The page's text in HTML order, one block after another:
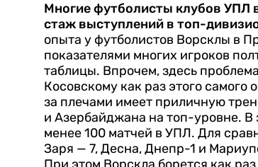
Многие футболисты клубов УПЛ
стаж выступлений в топ-
опыта у футболистов Ворсклы в
показателями многих игроков
таблицы. Впрочем, здесь
Косовскому как раз этого
за плечами имеет приличную
и Азербайджана на топ-уровне. В
менее 100 матчей в УПЛ. Для
Заря — 7, Десна, Днепр-1 и